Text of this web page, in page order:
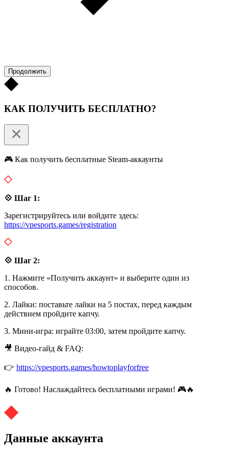
Продолжить
КАК ПОЛУЧИТЬ БЕСПЛАТНО?
🎮 Как получить бесплатные Steam-аккаунты
💠 Шаг 1:
Зарегистрируйтесь или войдите здесь:
https://vpesports.games/registration
💠 Шаг 2:
1. Нажмите «Получить аккаунт» и выберите один из
способов.
2. Лайки: поставьте лайки на 5 постах, перед каждым
действием пройдите капчу.
3. Мини-игра: играйте 03:00, затем пройдите капчу.
🎥 Видео-гайд & FAQ:
👉 https://vpesports.games/howtoplayforfree
🔥 Готово! Наслаждайтесь бесплатными играми! 🎮🔥
Данные аккаунта